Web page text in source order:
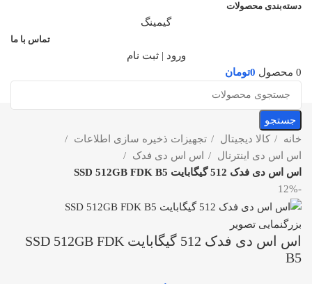
دسته‌بندی محصولات
گیمینگ
تماس با ما
ورود | ثبت نام
0 محصول 0تومان
جستجو
خانه
کالا دیجیتال
تجهیزات ذخیره سازی اطلاعات
اس اس دی اینترنال
اس اس دی فدک
اس اس دی فدک 512 گیگابایت SSD 512GB FDK B5
-12%
بزرگنمایی تصویر
اس اس دی فدک 512 گیگابایت SSD 512GB FDK
B5